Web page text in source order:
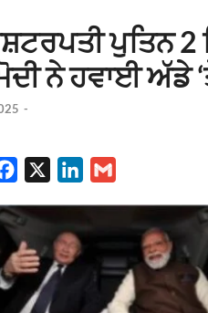
ਪੁਤਿਨ 2
ਨੇ ਹਵਾਈ ਅੱਡੇ
-
c
e
b
l